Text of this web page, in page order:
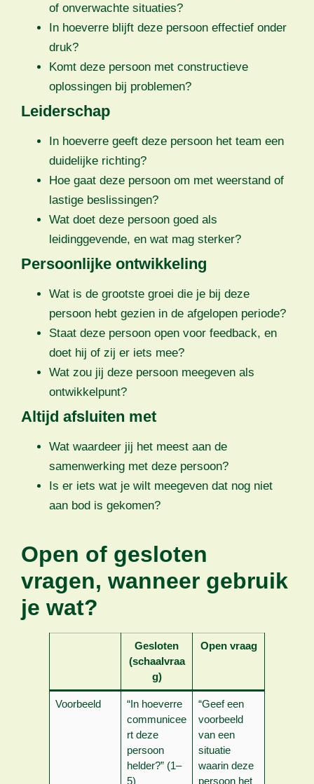
of onverwachte situaties?
In hoeverre blijft deze persoon effectief onder
druk?
Komt deze persoon met constructieve
oplossingen bij problemen?
Leiderschap
In hoeverre geeft deze persoon het team een
duidelijke richting?
Hoe gaat deze persoon om met weerstand of
lastige beslissingen?
Wat doet deze persoon goed als
leidinggevende, en wat mag sterker?
Persoonlijke ontwikkeling
Wat is de grootste groei die je bij deze
persoon hebt gezien in de afgelopen periode?
Staat deze persoon open voor feedback, en
doet hij of zij er iets mee?
Wat zou jij deze persoon meegeven als
ontwikkelpunt?
Altijd afsluiten met
Wat waardeer jij het meest aan de
samenwerking met deze persoon?
Is er iets wat je wilt meegeven dat nog niet
aan bod is gekomen?
Open of gesloten
vragen, wanneer gebruik
je wat?
Gesloten
(schaalvraa
g)
Open vraag
Voorbeeld
“In hoeverre
communicee
rt deze
persoon
helder?” (1–
5)
“Geef een
voorbeeld
van een
situatie
waarin deze
persoon het